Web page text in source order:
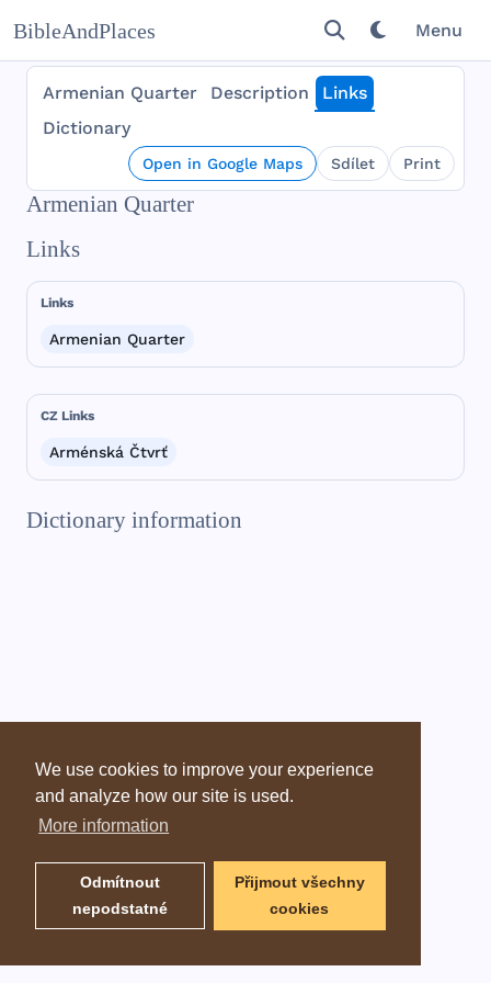
We use cookies to improve your experience
and analyze how our site is used.
More information
Odmítnout
nepodstatné
Přijmout všechny
cookies
BibleAndPlaces Menu
Armenian Quarter Description
Links
Dictionary
Open in Google Maps Sdílet Print
Armenian Quarter
Links
Links
Armenian Quarter
CZ Links
Arménská Čtvrť
Dictionary information